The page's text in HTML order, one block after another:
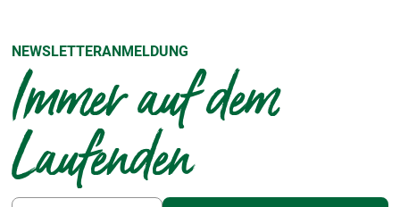
NEWSLETTERANMELDUNG
Immer auf dem
Laufenden